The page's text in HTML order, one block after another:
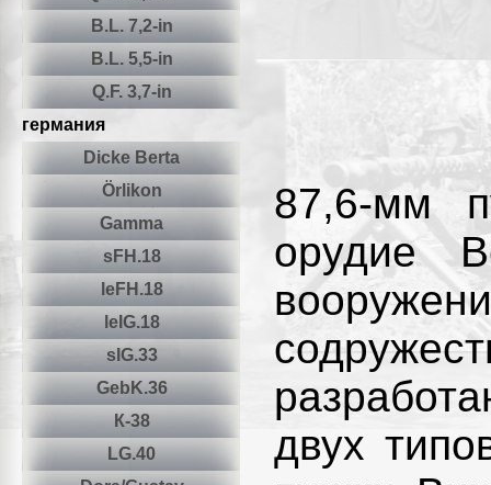
B.L. 7,2-in
B.L. 5,5-in
Q.F. 3,7-in
германия
Dicke Berta
Örlikon
Gamma
sFH.18
leFH.18
leIG.18
sIG.33
GebK.36
К-38
LG.40
87,6-мм
орудие
двух